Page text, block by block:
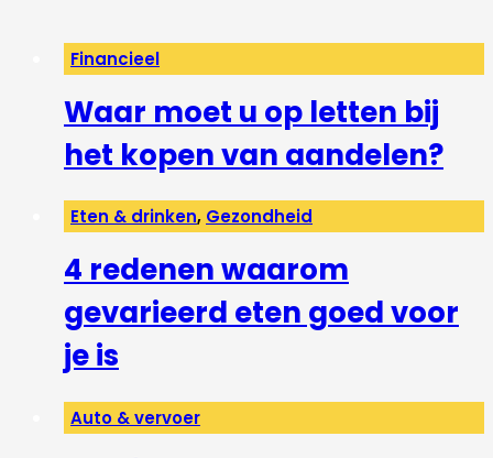
Financieel
Waar moet u op letten bij
het kopen van aandelen?
Eten & drinken, Gezondheid
4 redenen waarom
gevarieerd eten goed voor
je is
Auto & vervoer